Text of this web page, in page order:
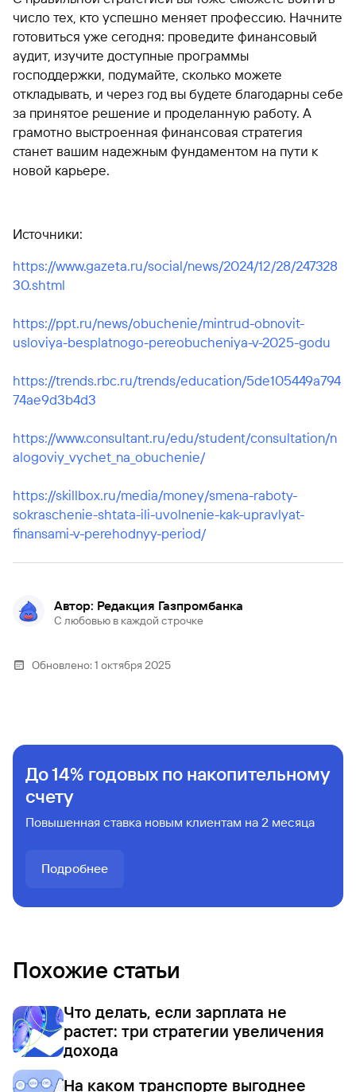
число тех, кто успешно меняет профессию. Начните
готовиться уже сегодня: проведите финансовый
аудит, изучите доступные программы
господдержки, подумайте, сколько можете
откладывать, и через год вы будете благодарны себе
за принятое решение и проделанную работу. А
грамотно выстроенная финансовая стратегия
станет вашим надежным фундаментом на пути к
новой карьере.
Источники:
https://www.gazeta.ru/social/news/2024/12/28/247328
30.shtml
https://ppt.ru/news/obuchenie/mintrud-obnovit-
usloviya-besplatnogo-pereobucheniya-v-2025-godu
https://trends.rbc.ru/trends/education/5de105449a794
74ae9d3b4d3
https://www.consultant.ru/edu/student/consultation/n
alogoviy_vychet_na_obuchenie/
https://skillbox.ru/media/money/smena-raboty-
sokraschenie-shtata-ili-uvolnenie-kak-upravlyat-
finansami-v-perehodnyy-period/
Автор: Редакция Газпромбанка
С любовью в каждой строчке
Обновлено:1 октября 2025
До 14% годовых по накопительному
счету
Повышенная ставка новым клиентам на 2 месяца
Подробнее
Похожие статьи
Что делать, если зарплата не
растет: три стратегии увеличения
дохода
На каком транспорте выгоднее